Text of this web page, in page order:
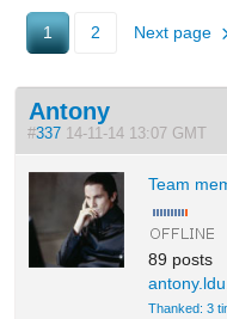
1 2 Next page
Antony
#337 14-11-14 13:07 GMT
Team
89 posts
Thanked: 3